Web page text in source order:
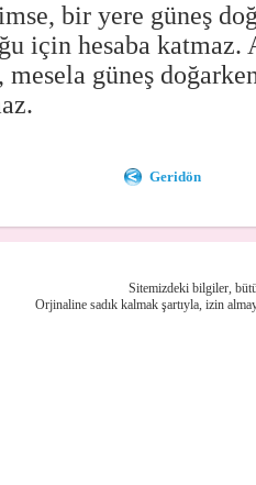
bir yere güneş
için hesaba katmaz.
güneş
Geridön
Sitemizdeki bilgiler,
Orjinaline sadık kalmak şartıyla, izin